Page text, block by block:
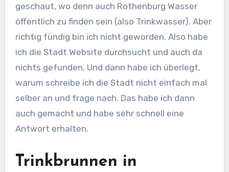
geschaut, wo denn auch Rothenburg Wasser
öffentlich zu finden sein (also Trinkwasser). Aber
richtig fündig bin ich nicht geworden. Also habe
ich die Stadt Website durchsucht und auch da
nichts gefunden. Und dann habe ich überlegt,
warum schreibe ich die Stadt nicht einfach mal
selber an und frage nach. Das habe ich dann
auch gemacht und habe sehr schnell eine
Antwort erhalten.
Trinkbrunnen in